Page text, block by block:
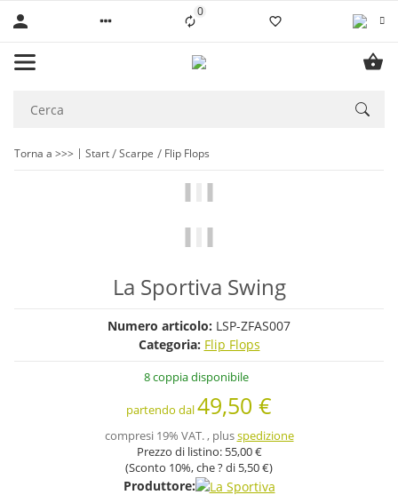
0Liste ist leer
Torna a >>> Start Scarpe Flip Flops
La Sportiva Swing
Numero articolo: LSP-ZFAS007
Categoria: Flip Flops
8 coppia disponibile
partendo dal49,50 €
compresi 19% VAT. , plusspedizione
Prezzo di listino: 55,00 €
(Sconto 10%, che ? di 5,50 €)
Produttore: